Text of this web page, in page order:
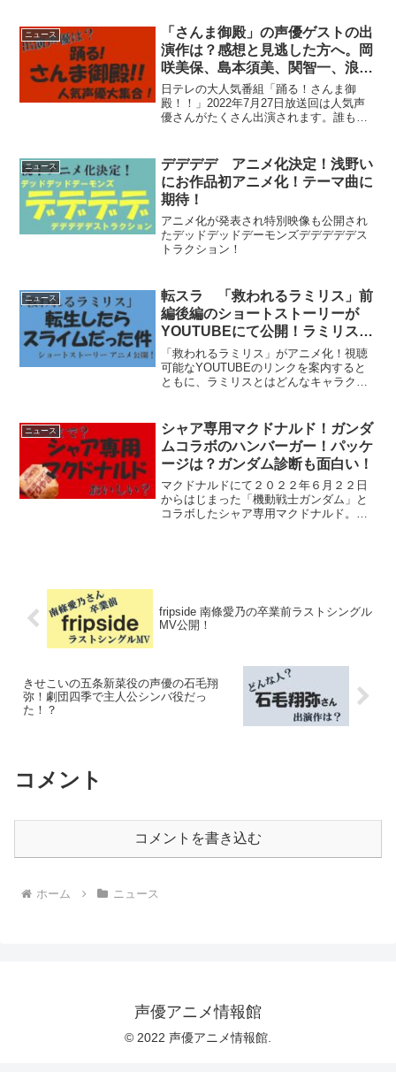
ン）の吹き替え 早見沙織さん〇名
前・・・早見沙織（はや...
ニュース
「さんま御殿」の声優ゲストの出
演作は？感想と見逃した方へ。岡
咲美保、島本須美、関智一、浪川
大輔、新田恵海、林勇、古谷徹、
本渡楓、柳沢三千代
日テレの大人気番組「踊る！さんま御
殿！！」2022年7月27日放送回は人気声
優さんがたくさん出演されます。誰もが
的な人気をほこる声優さんと、なんとも
バランスの良いキャス...
ニュース
デデデデ アニメ化決定！浅野い
にお作品初アニメ化！テーマ曲に
期待！
アニメ化が発表され特別映像も公開され
たデッドデッドデーモンズデデデデデス
トラクション！
ニュース
転スラ 「救われるラミリス」前
編後編のショートストーリーが
YOUTUBEにて公開！ラミリスと
は？ベレッタとは？声優は？
「救われるラミリス」がアニメ化！視聴
可能なYOUTUBEのリンクを案内すると
ともに、ラミリスとはどんなキャラクタ
にて公開！転生したらスライムだった件
のショートアニメ...
ニュース
シャア専用マクドナルド！ガンダ
ムコラボのハンバーガー！パッケ
ージは？ガンダム診断も面白い！
マクドナルドにて２０２２年６月２２日
からはじまった「機動戦士ガンダム」と
コラボしたシャア専用マクドナルド。気
fripside 南條愛乃の卒業前ラストシングル
MV公開！
きせこいの五条新菜役の声優の石毛翔
弥！劇団四季で主人公シンバ役だっ
た！？
コメント
コメントを書き込む
ホーム ニュース
声優アニメ情報館
© 2022 声優アニメ情報館.